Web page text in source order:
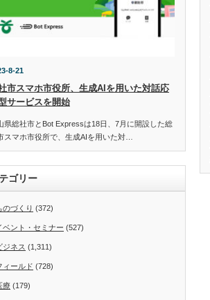
8-21
市スマホ市役所、生成AIを用いた対話応
サービスを開始
県総社市とBot Expressは18日、7月に開設した総
スマホ市役所で、生成AIを用いた対…
ゴリー
のづくり (372)
ベント・セミナー (527)
ジネス (1,311)
ィールド (728)
療 (179)